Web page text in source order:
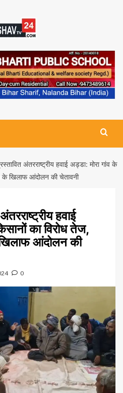
अंतरराष्ट्रीय हवाई अड्डा: मोरा गांव के
के खिलाफ आंदोलन की चेतावनी
हवाई
का विरोध तेज,
आंदोलन की
0